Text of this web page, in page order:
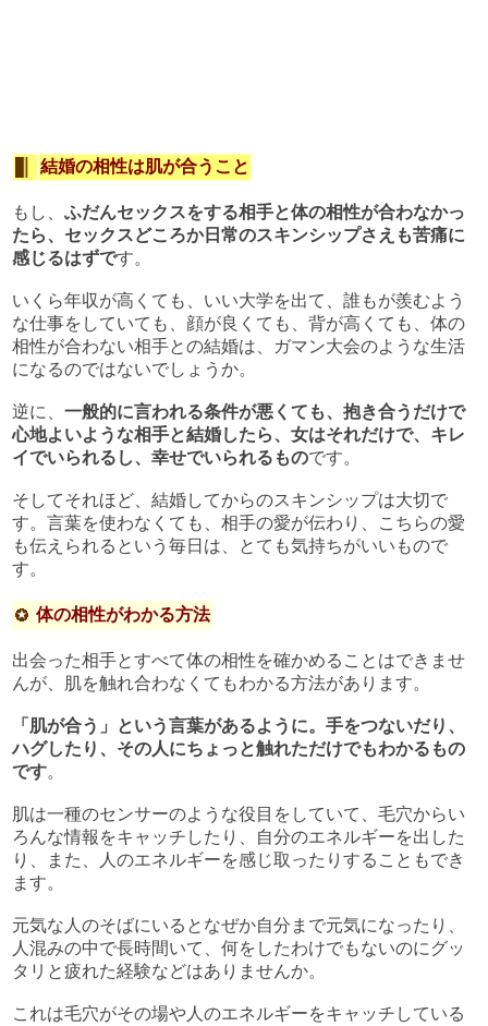
結婚の相性は肌が合うこと
もし、 ふだんセックスをする相手と体の相性が合わなかっ
たら、セックスどころか日常のスキンシップさえも苦痛に
感じるはずです。
いくら年収が高くても、いい大学を出て、誰もが羨むよう
な仕事をしていても、顔が良くても、背が高くても、体の
相性が合わない相手との結婚は、ガマン大会のような生活
になるのではないでしょうか。
逆に、 一般的に言われる条件が悪くても、抱き合うだけで
心地よいような相手と結婚したら、女はそれだけで、キレ
イでいられるし、幸せでいられるものです。
そしてそれほど、結婚してからのスキンシップは大切で
す。言葉を使わなくても、相手の愛が伝わり、こちらの愛
も伝えられるという毎日は、とても気持ちがいいもので
す。
体の相性がわかる方法
出会った相手とすべて体の相性を確かめることはできませ
んが、肌を触れ合わなくてもわかる方法があります。
「肌が合う」という言葉があるように。手をつないだり、
ハグしたり、その人にちょっと触れただけでもわかるもの
です。
肌は一種のセンサーのような役目をしていて、毛穴からい
ろんな情報をキャッチしたり、自分のエネルギーを出した
り、また、人のエネルギーを感じ取ったりすることもでき
ます。
元気な人のそばにいるとなぜか自分まで元気になったり、
人混みの中で長時間いて、何をしたわけでもないのにグッ
タリと疲れた経験などはありませんか。
これは毛穴がその場や人のエネルギーをキャッチしている